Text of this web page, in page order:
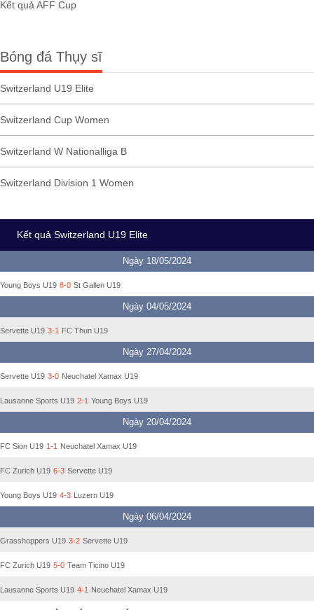
Kết quả AFF Cup
Bóng đá Thụy sĩ
Switzerland U19 Elite
Switzerland Cup Women
Switzerland W Nationalliga B
Switzerland Division 1 Women
Kết quả Switzerland U19 Elite
Ngày 18/05/2024
Young Boys U19 8-0 St Gallen U19
Ngày 04/05/2024
Servette U19 3-1 FC Thun U19
Ngày 27/04/2024
Servette U19 3-0 Neuchatel Xamax U19
Lausanne Sports U19 2-1 Young Boys U19
Ngày 20/04/2024
FC Sion U19 1-1 Neuchatel Xamax U19
FC Zurich U19 6-3 Servette U19
Young Boys U19 4-3 Luzern U19
Ngày 06/04/2024
Grasshoppers U19 3-2 Servette U19
FC Zurich U19 5-0 Team Ticino U19
Lausanne Sports U19 4-1 Neuchatel Xamax U19